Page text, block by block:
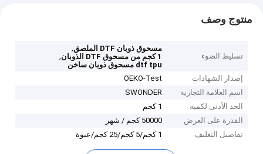
منتوج وصف
تسليط الضوء
مسحوق ذوبان DTF الملصق
,
1 كجم من مسحوق DTF الذوبان
,
dtf tpu مسحوق ذوبان ساخن
إصدار الشهادات
OEKO-Test
اسم العلامة التجارية
SWONDER
الحد الأدنى لكمية
1 كجم
القدرة على العرض
50000 كجم / شهر
تفاصيل التغليف
1 كجم/5 كجم/25 كجم/عبوة